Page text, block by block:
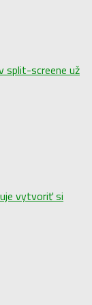
split-screene už
vytvoriť si